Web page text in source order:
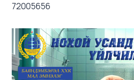
72005656